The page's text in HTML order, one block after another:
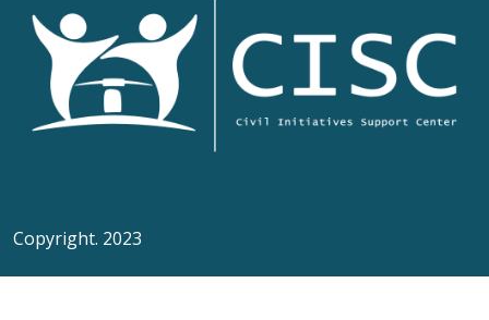
Copyright. 2023